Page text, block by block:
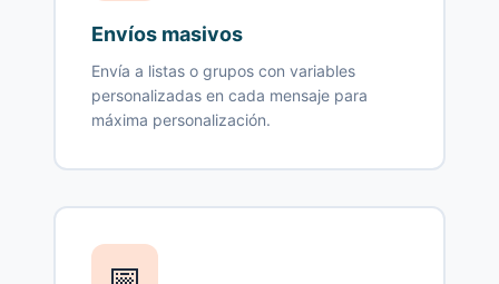
Envíos masivos
Envía a listas o grupos con variables
personalizadas en cada mensaje para
máxima personalización.